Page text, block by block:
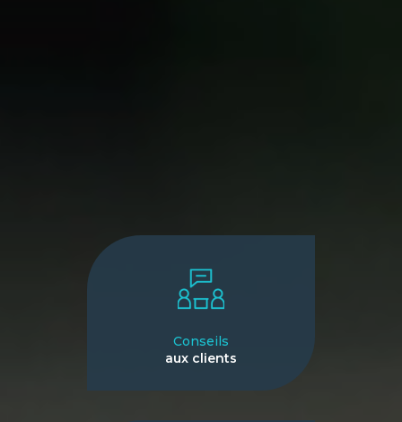
Conseils
aux clients